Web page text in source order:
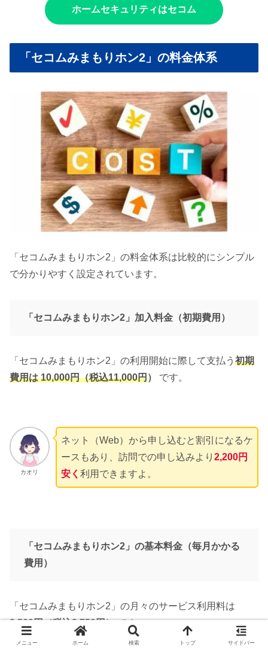
ホームセキュリティはセコム
「セコムみまもりホン2」の料金体系
「セコムみまもりホン2」の料金体系は比較的にシンプル
で分かりやすく設定されています。
「セコムみまもりホン2」加入料金（初期費用）
「セコムみまもりホン2」の利用開始に際して支払う 初期
費用は 10,000円（税込11,000円） です。
カオリ
ネット（Web）から申し込むと割引になるケ
ースもあり、訪問での申し込みより 2,200円
安く 利用できますよ。
「セコムみまもりホン2」の基本料金（毎月 かかる
費用 ）
「セコムみまもりホン2」の月々のサービス利用料は
2,500円（税込2,750円）です。
メニュー ホーム 検索 トップ サイドバー